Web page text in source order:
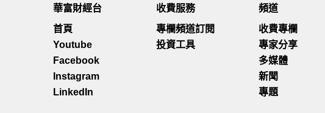
即刻下載 Mox app 開戶，開啟
投資涉及風險。推廣期由2026
束（https://mox.com/static/
本短片不構成任何投資意見。
任何投資抉擇前請先考慮個人性
^其他費用及手續費仍然適用，
沽出#3308，$1219，50股。
沽出#1888，$37.86，1000股。
10:25
買入#148，$46.66，3000股。
買入#148，$47.54，2000股。
沽出#6809，$273.4，600股。
天下第二倉（5）
華富財經台
首頁
Youtube
Facebook
Instagram
LinkedIn
收費服務
專欄頻道訂閱
投資工具
頻道
收費專欄
專家分享
多媒體
新聞
專題